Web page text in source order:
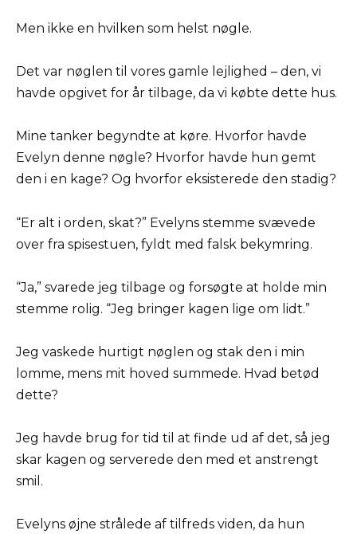
Men ikke en hvilken som helst nøgle.
Det var nøglen til vores gamle lejlighed – den, vi
havde opgivet for år tilbage, da vi købte dette hus.
Mine tanker begyndte at køre. Hvorfor havde
Evelyn denne nøgle? Hvorfor havde hun gemt
den i en kage? Og hvorfor eksisterede den stadig?
“Er alt i orden, skat?” Evelyns stemme svævede
over fra spisestuen, fyldt med falsk bekymring.
“Ja,” svarede jeg tilbage og forsøgte at holde min
stemme rolig. “Jeg bringer kagen lige om lidt.”
Jeg vaskede hurtigt nøglen og stak den i min
lomme, mens mit hoved summede. Hvad betød
dette?
Jeg havde brug for tid til at finde ud af det, så jeg
skar kagen og serverede den med et anstrengt
smil.
Evelyns øjne strålede af tilfreds viden, da hun